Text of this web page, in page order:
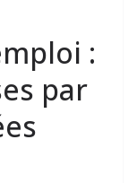
:
par